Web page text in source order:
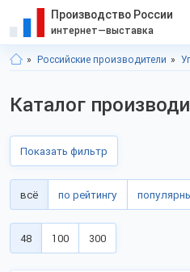
Производство России
интернет—выставка
Российские производители
Каталог
Показать фильтр
всё по рейтингу
48 100 300